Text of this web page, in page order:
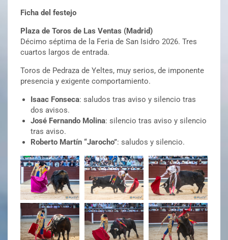
Ficha del festejo
Plaza de Toros de Las Ventas (Madrid)
Décimo séptima de la Feria de San Isidro 2026. Tres
cuartos largos de entrada.
Toros de Pedraza de Yeltes, muy serios, de imponente
presencia y exigente comportamiento.
Isaac Fonseca: saludos tras aviso y silencio tras
dos avisos.
José Fernando Molina: silencio tras aviso y silencio
tras aviso.
Roberto Martín “Jarocho”: saludos y silencio.